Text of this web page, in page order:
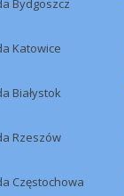
Bydgoszcz
Katowice
Białystok
Rzeszów
Częstochowa